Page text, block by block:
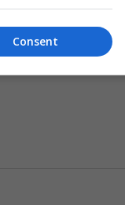
Consent